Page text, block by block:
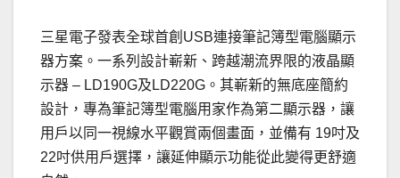
三星電子發表全球首創USB連接筆記簿型電腦顯示
器方案。一系列設計嶄新、跨越潮流界限的液晶顯
示器 – LD190G及LD220G。其嶄新的無底座簡約
設計，專為筆記簿型電腦用家作為第二顯示器，讓
用戶以同一視線水平觀賞兩個畫面，並備有 19吋及
22吋供用戶選擇，讓延伸顯示功能從此變得更舒適